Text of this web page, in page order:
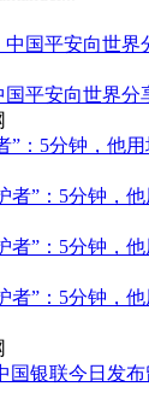
平安向世界分
”：5分钟，他